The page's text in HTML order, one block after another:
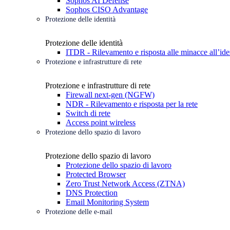
Sophos CISO Advantage
Protezione delle identità
Protezione delle identità
ITDR - Rilevamento e risposta alle minacce
Protezione e infrastrutture di rete
Protezione e infrastrutture di rete
Firewall next-gen (NGFW)
NDR - Rilevamento e risposta per la rete
Switch di rete
Access point wireless
Protezione dello spazio di lavoro
Protezione dello spazio di lavoro
Protezione dello spazio di lavoro
Protected Browser
Zero Trust Network Access (ZTNA)
DNS Protection
Email Monitoring System
Protezione delle e-mail